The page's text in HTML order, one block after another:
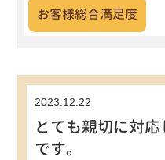
お客様総合満足度
2023.12.22
とても親切に対
です。